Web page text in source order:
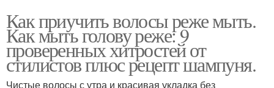
Как приучить волосы реже мыть.
Как мыть голову реже: 9
проверенных хитростей от
стилистов плюс рецепт шампуня.
Чистые волосы с утра и красивая укладка без